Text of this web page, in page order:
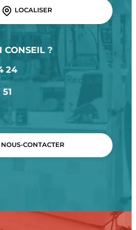
LOCALISER
CONSEIL ?
24
NOUS-CONTACTER